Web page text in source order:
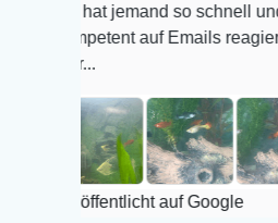
jemand so schnell und
auf Emails reagiert wie
auf Google